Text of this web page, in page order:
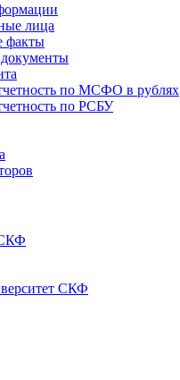
лица
факты
по МСФО в рублях
по РСБУ
СКФ